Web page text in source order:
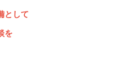
として
を